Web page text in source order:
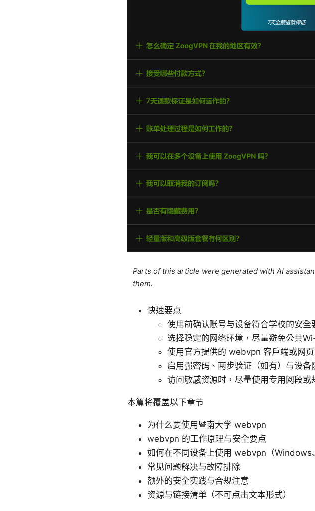
Parts of this article were generated with AI
them.
快速要点
使用前确认账号与设备符合学校的安全
选择稳定的网络环境，尽量避免公共
使用官方提供的 webvpn 客户端或网页
启用强密码、两步验证（如有）与设备
访问敏感资源时，尽量使用专用网段或
本篇将覆盖以下章节
为什么要使用暨南大学 webvpn
webvpn 的工作原理与安全要点
如何在不同设备上使用 webvpn（Windows
常见问题解决与故障排除
额外的安全实践与合规注意
资源与链接清单（不可点击文本形式）